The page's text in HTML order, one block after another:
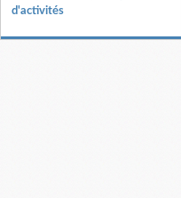
d'activités